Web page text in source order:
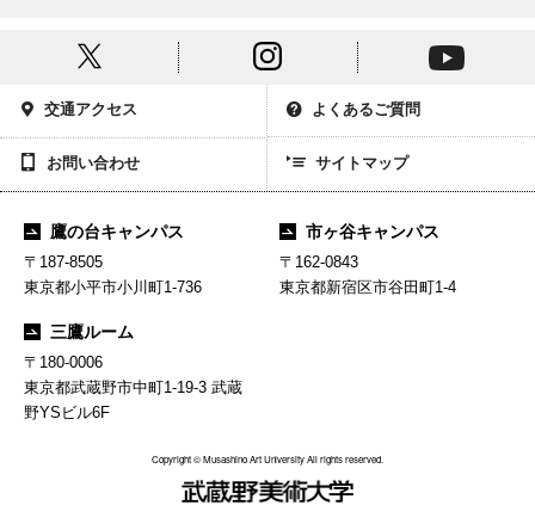
交通アクセス よくあるご質問
お問い合わせ サイトマップ
鷹の台キャンパス
〒187-8505
東京都小平市小川町1-736
市ヶ谷キャンパス
〒162-0843
東京都新宿区市谷田町1-4
三鷹ルーム
〒180-0006
東京都武蔵野市中町1-19-3 武蔵
野YSビル6F
Copyright © Musashino Art University All rights reserved.